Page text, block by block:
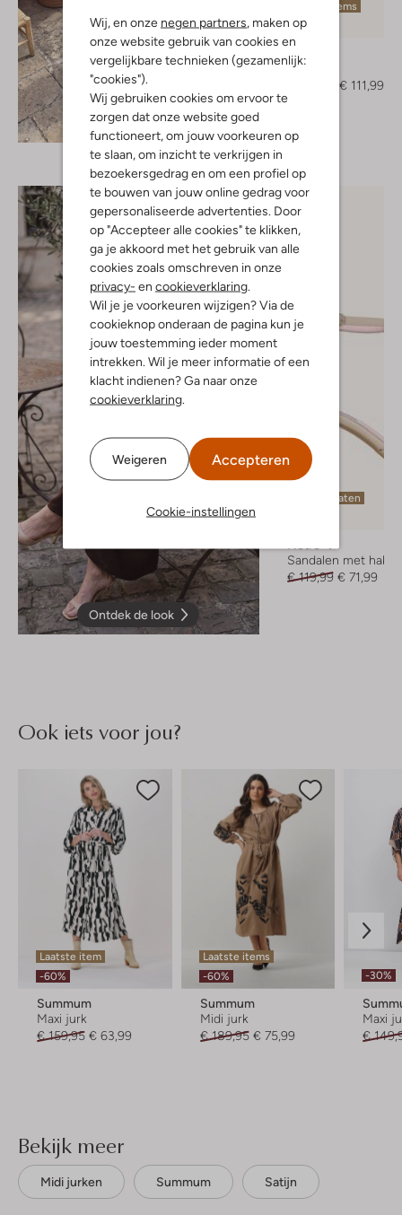
Wij, en onze negen partners, maken op
onze website gebruik van cookies en
vergelijkbare technieken (gezamenlijk:
"cookies").
Wij gebruiken cookies om ervoor te
zorgen dat onze website goed
functioneert, om jouw voorkeuren op
te slaan, om inzicht te verkrijgen in
bezoekersgedrag en om een profiel op
te bouwen van jouw online gedrag voor
gepersonaliseerde advertenties. Door
op "Accepteer alle cookies" te klikken,
ga je akkoord met het gebruik van alle
cookies zoals omschreven in onze
privacy- en cookieverklaring.
Wil je je voorkeuren wijzigen? Via de
cookieknop onderaan de pagina kun je
jouw toestemming ieder moment
intrekken. Wil je meer informatie of een
klacht indienen? Ga naar onze
cookieverklaring.
Weigeren Accepteren
Cookie-instellingen
Ontdek de look
Laatste items
-30%
Toral
Muiltjes
€ 111,99
Ontdek de look
Laatste maten
Sandalen met hak
€ 119,99 € 71,99
Ook iets voor jou?
Laatste item
-60%
Summum
Maxi jurk
€ 159,95 € 63,99
Laatste items
-60%
Summum
Midi jurk
€ 189,95 € 75,99
-30%
Maxi
€
Bekijk meer
Midi jurken Summum Satijn